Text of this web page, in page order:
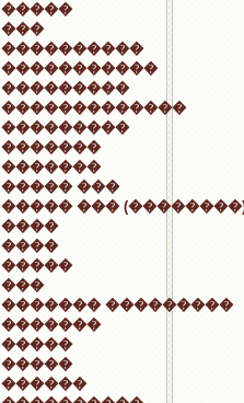
�����
���
����������
�����������
���������
�������������
���������
�������
�������
����� ���
����� ���
����
����
�����
���
������� ���������
�������
�����
�����
������